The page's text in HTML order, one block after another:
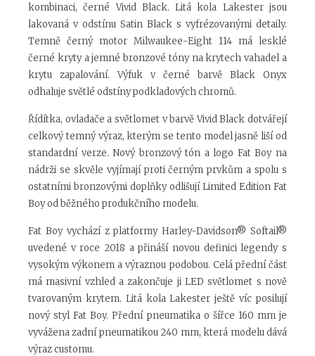
kombinaci, černé Vivid Black. Litá kola Lakester jsou
lakovaná v odstínu Satin Black s vyfrézovanými detaily.
Temně černý motor Milwaukee-Eight 114 má lesklé
černé kryty a jemné bronzové tóny na krytech vahadel a
krytu zapalování. Výfuk v černé barvě Black Onyx
odhaluje světlé odstíny podkladových chromů.
Řídítka, ovladače a světlomet v barvě Vivid Black dotvářejí
celkový temný výraz, kterým se tento model jasně liší od
standardní verze. Nový bronzový tón a logo Fat Boy na
nádrži se skvěle vyjímají proti černým prvkům a spolu s
ostatními bronzovými doplňky odlišují Limited Edition Fat
Boy od běžného produkčního modelu.
Fat Boy vychází z platformy Harley-Davidson® Softail®
uvedené v roce 2018 a přináší novou definici legendy s
vysokým výkonem a výraznou podobou. Celá přední část
má masivní vzhled a zakončuje ji LED světlomet s nově
tvarovaným krytem. Litá kola Lakester ještě víc posilují
nový styl Fat Boy. Přední pneumatika o šířce 160 mm je
vyvážena zadní pneumatikou 240 mm, která modelu dává
výraz customu.